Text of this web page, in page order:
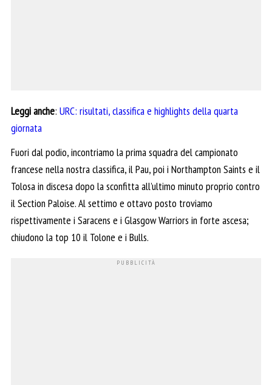
Leggi anche: URC: risultati, classifica e highlights della quarta
giornata
Fuori dal podio, incontriamo la prima squadra del campionato
francese nella nostra classifica, il Pau, poi i Northampton Saints e il
Tolosa in discesa dopo la sconfitta all’ultimo minuto proprio contro
il Section Paloise. Al settimo e ottavo posto troviamo
rispettivamente i Saracens e i Glasgow Warriors in forte ascesa;
chiudono la top 10 il Tolone e i Bulls.